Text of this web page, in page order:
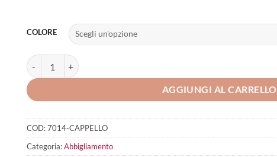
COLORE
TUBERTINI CAPPELLO TEAM quantità
AGGIUNGI AL CARRELLO
COD:7014-CAPPELLO
Categoria:Abbigliamento